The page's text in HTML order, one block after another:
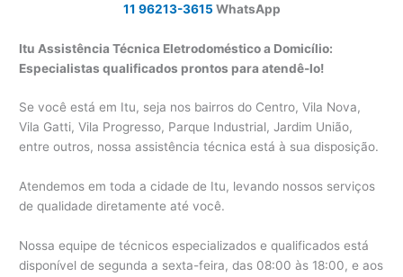
11 96213-3615 WhatsApp
Itu Assistência Técnica Eletrodoméstico a Domicílio:
Especialistas qualificados prontos para atendê-lo!
Se você está em Itu, seja nos bairros do Centro, Vila Nova,
Vila Gatti, Vila Progresso, Parque Industrial, Jardim União,
entre outros, nossa assistência técnica está à sua disposição.
Atendemos em toda a cidade de Itu, levando nossos serviços
de qualidade diretamente até você.
Nossa equipe de técnicos especializados e qualificados está
disponível de segunda a sexta-feira, das 08:00 às 18:00, e aos